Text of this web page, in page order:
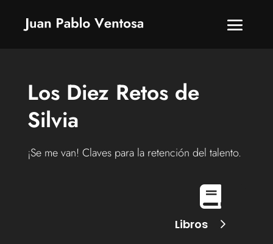
Los Diez Retos de
Silvia
¡Se me van! Claves para la retención del talento.

Libros